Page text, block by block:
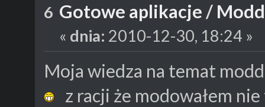
6 Gotowe aplikacje /
« dnia: 2010-12-30, 18:24 »
Moja wiedza na temat
z racji że modowałem